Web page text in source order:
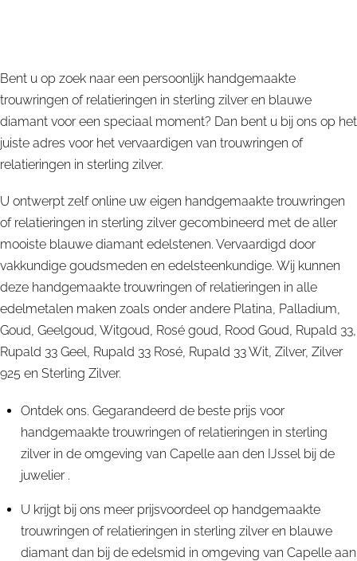
Bent u op zoek naar een persoonlijk handgemaakte
trouwringen of relatieringen in sterling zilver en blauwe
diamant voor een speciaal moment? Dan bent u bij ons op het
juiste adres voor het vervaardigen van trouwringen of
relatieringen in sterling zilver.
U ontwerpt zelf online uw eigen handgemaakte trouwringen
of relatieringen in sterling zilver gecombineerd met de aller
mooiste blauwe diamant edelstenen. Vervaardigd door
vakkundige goudsmeden en edelsteenkundige. Wij kunnen
deze handgemaakte trouwringen of relatieringen in alle
edelmetalen maken zoals onder andere Platina, Palladium,
Goud, Geelgoud, Witgoud, Rosé goud, Rood Goud, Rupald 33,
Rupald 33 Geel, Rupald 33 Rosé, Rupald 33 Wit, Zilver, Zilver
925 en Sterling Zilver.
Ontdek ons. Gegarandeerd de beste prijs voor
handgemaakte trouwringen of relatieringen in sterling
zilver in de omgeving van Capelle aan den IJssel bij de
juwelier .
U krijgt bij ons meer prijsvoordeel op handgemaakte
trouwringen of relatieringen in sterling zilver en blauwe
diamant dan bij de edelsmid in omgeving van Capelle aan